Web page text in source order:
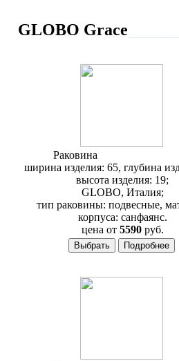
GLOBO Grace
Раковина
ширина изделия: 65, глубина
высота изделия: 19;
GLOBO, Италия;
тип раковины: подвесные,
корпуса: санфаянс.
цена от5590 руб.